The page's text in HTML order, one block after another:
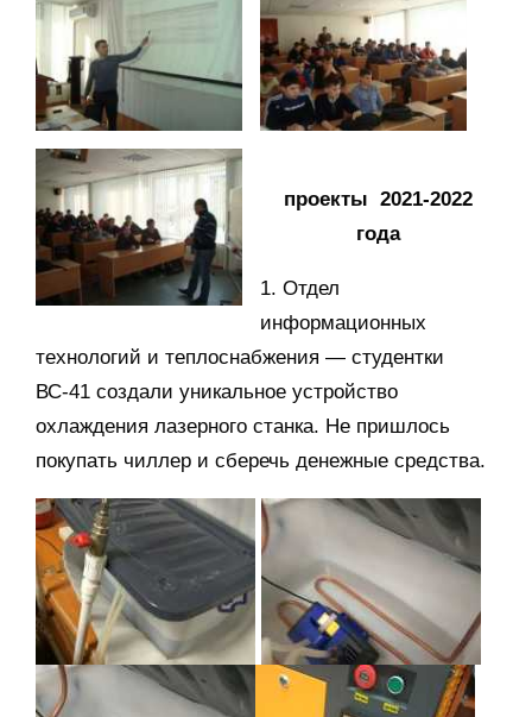
проекты 2021-2022
года
1. Отдел
информационных
технологий и теплоснабжения — студентки
ВС-41 создали уникальное устройство
охлаждения лазерного станка. Не пришлось
покупать чиллер и сберечь денежные средства.